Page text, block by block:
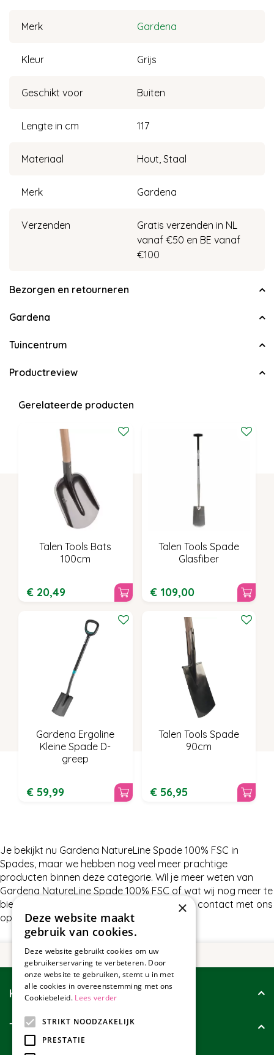
Merk Gardena
Kleur Grijs
Geschikt voor Buiten
Lengte in cm 117
Materiaal Hout, Staal
Merk Gardena
Verzenden
Gratis verzenden in NL
vanaf €50 en BE vanaf
€100
Bezorgen en retourneren
Gardena
Tuincentrum
Productreview
Gerelateerde producten
Talen Tools Bats
100cm
€ 20,49
Talen Tools Spade
Glasfiber
€ 109,00
Gardena Ergoline
Kleine Spade D-
greep
€ 59,99
Talen Tools Spade
90cm
€ 56,95
Je bekijkt nu Gardena NatureLine Spade 100% FSC in
Spades, maar we hebben nog veel meer prachtige
producten binnen deze categorie. Wil je meer weten van
Gardena NatureLine Spade 100% FSC of wat wij nog meer te
bieden hebben in Spades, neem dan gerust contact met ons
op.
Klantenservice
Tuincollectie
×
Deze website maakt
gebruik van cookies.
Deze website gebruikt cookies om uw
gebruikerservaring te verbeteren. Door
onze website te gebruiken, stemt u in met
alle cookies in overeenstemming met ons
Cookiebeleid. Lees verder
STRIKT NOODZAKELIJK
PRESTATIE